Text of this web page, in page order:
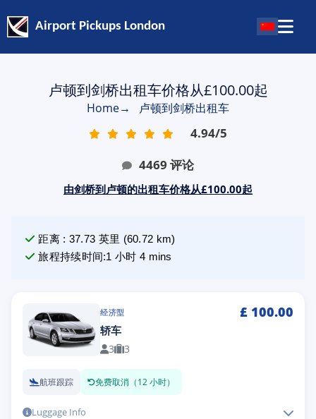
Airport Pickups London
卢顿到剑桥出租车价格从£100.00起
Home→ 卢顿到剑桥出租车
4.94/5
4469 评论
由剑桥到卢顿的出租车价格从£100.00起
距离: 37.73 英里 (60.72 km)
旅程持续时间:1 小时 4 mins
经济型 £ 100.00
轿车
3 3
航班跟踪 免费取消（12 小时）
Luggage Info